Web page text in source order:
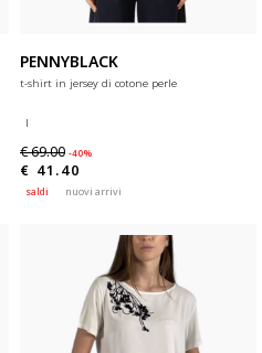
PENNYBLACK
t-shirt in jersey di cotone perle
l
€ 69.00 -40%
€ 41.40
saldi nuovi arrivi